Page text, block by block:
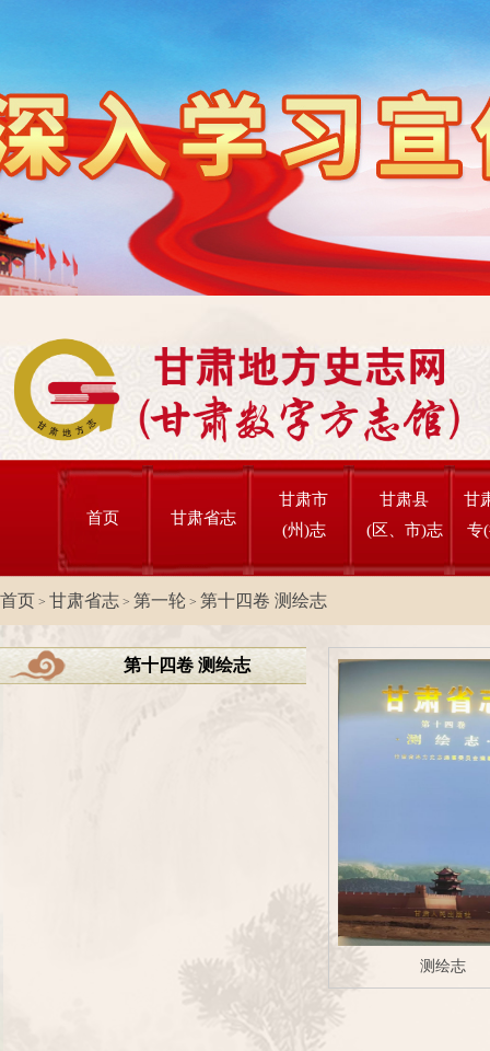
首页 甘肃省志
甘肃市
(州)志
甘肃县
(区、市)志
甘
专
首页 > 甘肃省志 > 第一轮 > 第十四卷 测绘志
第十四卷 测绘志
测绘志